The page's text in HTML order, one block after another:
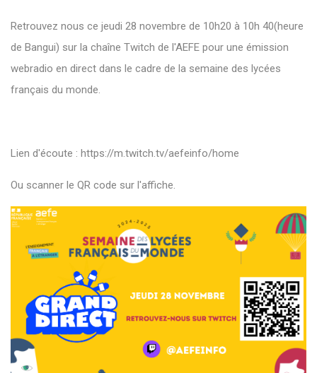
Retrouvez nous ce jeudi 28 novembre de 10h20 à 10h 40(heure
de Bangui) sur la chaîne Twitch de l'AEFE pour une émission
webradio en direct dans le cadre de la semaine des lycées
français du monde.
Lien d'écoute : https://m.twitch.tv/aefeinfo/home
Ou scanner le QR code sur l'affiche.